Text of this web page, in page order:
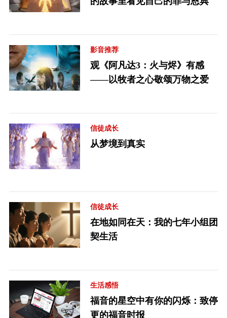
影音推荐
观《阿凡达3：火与烬》有感
——以牧者之心敬颂万物之爱
信徒成长
从梦境到真实
信徒成长
在地如同在天：我的七年小组团
契生活
生活感悟
福音的星空中有你的闪烁：致停
更的福音时报